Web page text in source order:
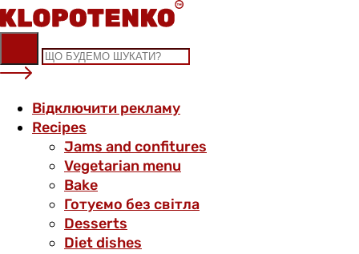
Skip
to
content
Відключити рекламу
Recipes
Jams and confitures
Vegetarian menu
Bake
Готуємо без світла
Desserts
Diet dishes